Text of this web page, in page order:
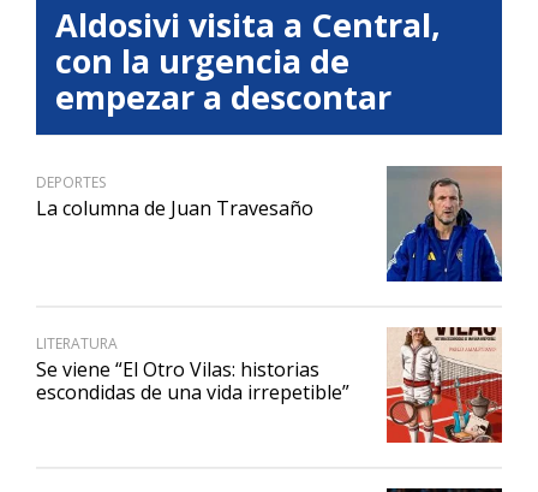
Aldosivi visita a Central,
con la urgencia de
empezar a descontar
DEPORTES
La columna de Juan Travesaño
LITERATURA
Se viene “El Otro Vilas: historias
escondidas de una vida irrepetible”